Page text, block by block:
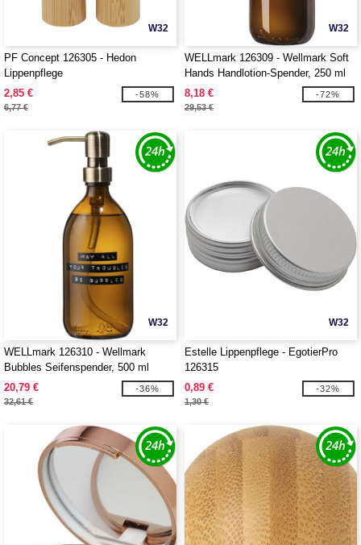
W32
PF Concept 126305 - Hedon
Lippenpflege
2,85 €
6,77 €
-58%
W32
WELLmark 126309 - Wellmark Soft
Hands Handlotion-Spender, 250 ml
8,18 €
29,53 €
-72%
W32
WELLmark 126310 - Wellmark
Bubbles Seifenspender, 500 ml
20,79 €
32,61 €
-36%
W32
Estelle Lippenpflege - EgotierPro
126315
0,89 €
1,30 €
-32%